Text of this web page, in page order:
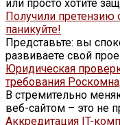
или просто хотите
Получили претензию
паникуйте!
Представьте: вы
развиваете свой
Юридическая
требования
В стремительно
веб-сайтом – это не
Аккредитация IT-